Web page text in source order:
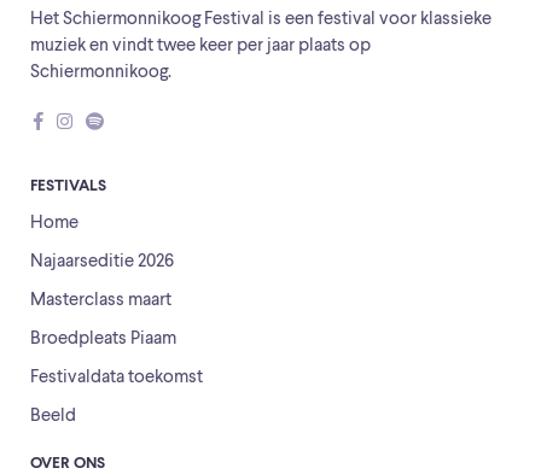
Het Schiermonnikoog Festival is een festival voor klassieke
muziek en vindt twee keer per jaar plaats op
Schiermonnikoog.
FESTIVALS
Home
Najaarseditie 2026
Masterclass maart
Broedpleats Piaam
Festivaldata toekomst
Beeld
OVER ONS